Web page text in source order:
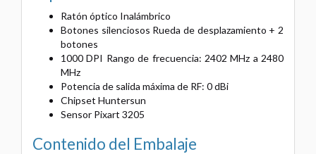
Ratón óptico Inalámbrico
Botones silenciosos Rueda de desplazamiento + 2
botones
1000 DPI Rango de frecuencia: 2402 MHz a 2480
MHz
Potencia de salida máxima de RF: 0 dBi
Chipset Huntersun
Sensor Pixart 3205
Contenido del Embalaje